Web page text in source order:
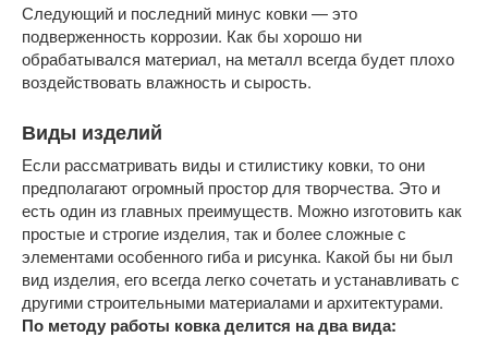
Следующий и последний минус ковки — это
подверженность коррозии. Как бы хорошо ни
обрабатывался материал, на металл всегда будет плохо
воздействовать влажность и сырость.
Виды изделий
Если рассматривать виды и стилистику ковки, то они
предполагают огромный простор для творчества. Это и
есть один из главных преимуществ. Можно изготовить как
простые и строгие изделия, так и более сложные с
элементами особенного гиба и рисунка. Какой бы ни был
вид изделия, его всегда легко сочетать и устанавливать с
другими строительными материалами и архитектурами.
По методу работы ковка делится на два вида: